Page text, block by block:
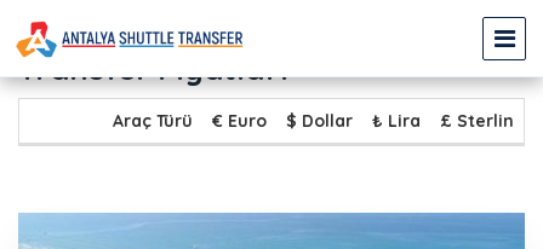
FETHİYE GÖCEK - EVRENSEKİ
Transfer Fiyatları
Araç Türü € Euro $ Dollar ₺ Lira £ Sterlin